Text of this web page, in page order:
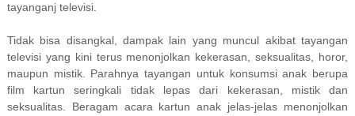
tayanganj televisi.
Tidak bisa disangkal, dampak lain yang muncul akibat tayangan
televisi yang kini terus menonjolkan kekerasan, seksualitas, horor,
maupun mistik. Parahnya tayangan untuk konsumsi anak berupa
film kartun seringkali tidak lepas dari kekerasan, mistik dan
seksualitas. Beragam acara kartun anak jelas-jelas menonjolkan